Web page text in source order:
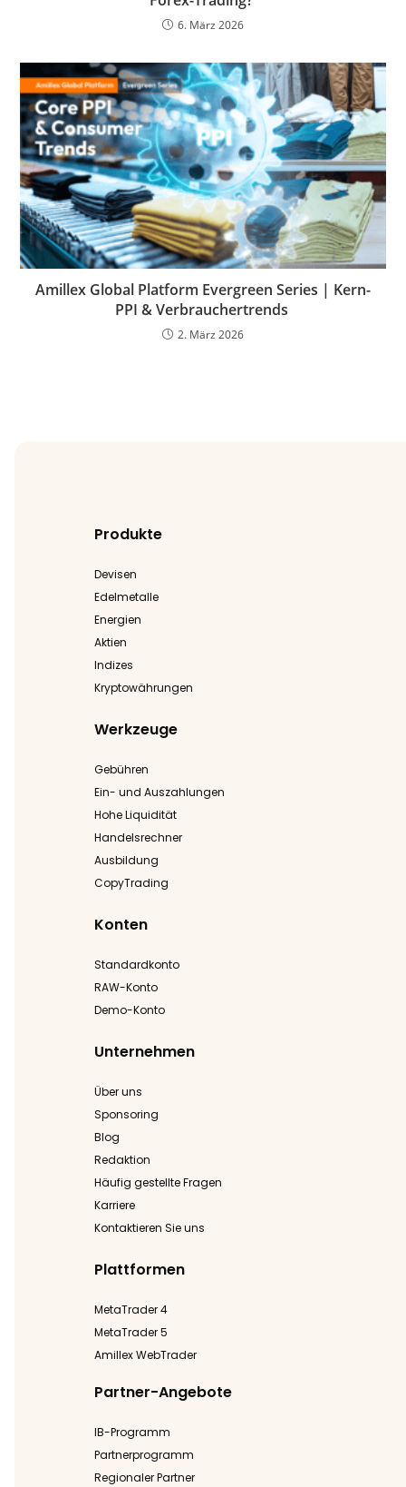
6. März 2026
Amillex Global Platform Evergreen Series | Kern-
PPI & Verbrauchertrends
2. März 2026
Produkte
Devisen
Edelmetalle
Energien
Aktien
Indizes
Kryptowährungen
Werkzeuge
Gebühren
Ein- und Auszahlungen
Hohe Liquidität
Handelsrechner
Ausbildung
CopyTrading
Konten
Standardkonto
RAW-Konto
Demo-Konto
Unternehmen
Über uns
Sponsoring
Blog
Redaktion
Häufig gestellte Fragen
Karriere
Kontaktieren Sie uns
Plattformen
MetaTrader 4
MetaTrader 5
Amillex WebTrader
Partner-Angebote
IB-Programm
Partnerprogramm
Regionaler Partner